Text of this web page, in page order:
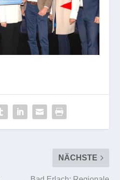
NÄCHSTE